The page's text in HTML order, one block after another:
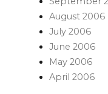
August 2006
July 2006
June 2006
May 2006
April 2006